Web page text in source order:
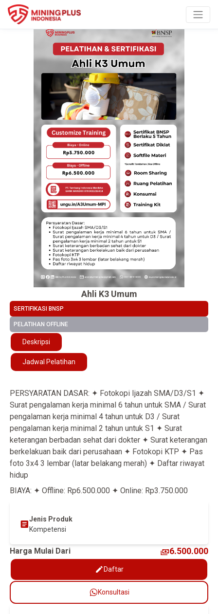
Ahli K3 Umum
SERTIFIKASI BNSP
PELATIHAN OFFLINE
Deskripsi
Jadwal Pelatihan
PERSYARATAN DASAR: ✦ Fotokopi Ijazah SMA/D3/S1 ✦
Surat pengalaman kerja minimal 6 tahun untuk SMA / Surat
pengalaman kerja minimal 4 tahun untuk D3 / Surat
pengalaman kerja minimal 2 tahun untuk S1 ✦ Surat
keterangan berbadan sehat dari dokter ✦ Surat keterangan
berkelakuan baik dari perusahaan ✦ Fotokopi KTP ✦ Pas
foto 3x4 3 lembar (latar belakang merah) ✦ Daftar riwayat
hidup
BIAYA: ✦ Offline: Rp6.500.000 ✦ Online: Rp3.750.000
Jenis Produk
Kompetensi
Harga Mulai Dari 6.500.000
Daftar
Konsultasi